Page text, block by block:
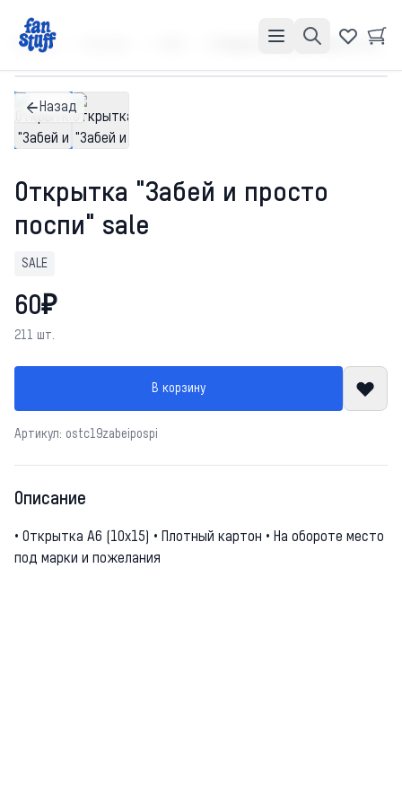
Главная Открытка "Забей и просто поспи" sale
Назад
Открытка "Забей и просто
поспи" sale
SALE
60₽
211 шт.
В корзину
Артикул: ostc19zabeipospi
Описание
• Открытка А6 (10х15) • Плотный картон • На обороте место
под марки и пожелания